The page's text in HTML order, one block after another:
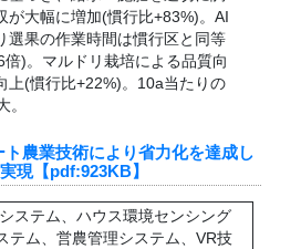
が大幅に増加(慣行比+83%)。AI
選果の作業時間は慣行区と同等
)。マルドリ栽培による品質向
上(慣行比+22%)。10a当たりの
農業技術により省力化を達成し
現【pdf:923KB】
ステム、ハウス環境センシング
テム、営農管理システム、VR技